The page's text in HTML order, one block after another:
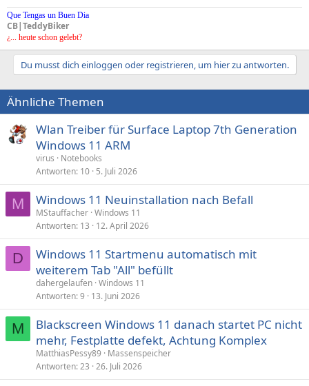
Que Tengas un Buen Dia
CB|TeddyBiker
¿... heute schon gelebt?
Du musst dich einloggen oder registrieren, um hier zu antworten.
Ähnliche Themen
Wlan Treiber für Surface Laptop 7th Generation
Windows 11 ARM
virus
Notebooks
Antworten 10 5. Juli 2026
M Windows 11 Neuinstallation nach Befall
MStauffacher Windows 11
Antworten 13 12. April 2026
D
Windows 11 Startmenu automatisch mit
weiterem Tab "All" befüllt
dahergelaufen Windows 11
Antworten 9 13. Juni 2026
M
Blackscreen Windows 11 danach startet PC nicht
mehr, Festplatte defekt, Achtung Komplex
MatthiasPessy89
Massenspeicher
Antworten 23 26. Juli 2026